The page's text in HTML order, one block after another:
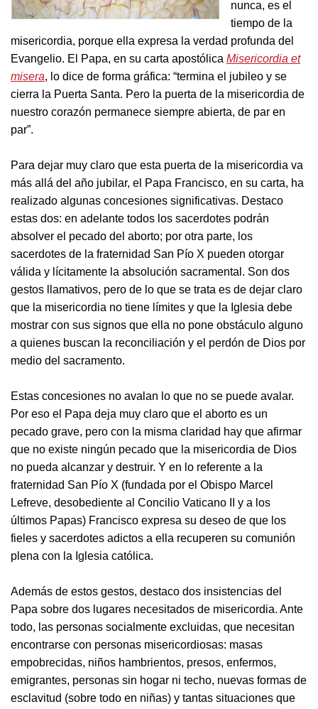
nunca, es el
tiempo de la
misericordia, porque ella expresa la verdad profunda del
Evangelio. El Papa, en su carta apostólica Misericordia et
misera, lo dice de forma gráfica: “termina el jubileo y se
cierra la Puerta Santa. Pero la puerta de la misericordia de
nuestro corazón permanece siempre abierta, de par en
par”.
Para dejar muy claro que esta puerta de la misericordia va
más allá del año jubilar, el Papa Francisco, en su carta, ha
realizado algunas concesiones significativas. Destaco
estas dos: en adelante todos los sacerdotes podrán
absolver el pecado del aborto; por otra parte, los
sacerdotes de la fraternidad San Pío X pueden otorgar
válida y lícitamente la absolución sacramental. Son dos
gestos llamativos, pero de lo que se trata es de dejar claro
que la misericordia no tiene límites y que la Iglesia debe
mostrar con sus signos que ella no pone obstáculo alguno
a quienes buscan la reconciliación y el perdón de Dios por
medio del sacramento.
Estas concesiones no avalan lo que no se puede avalar.
Por eso el Papa deja muy claro que el aborto es un
pecado grave, pero con la misma claridad hay que afirmar
que no existe ningún pecado que la misericordia de Dios
no pueda alcanzar y destruir. Y en lo referente a la
fraternidad San Pío X (fundada por el Obispo Marcel
Lefreve, desobediente al Concilio Vaticano II y a los
últimos Papas) Francisco expresa su deseo de que los
fieles y sacerdotes adictos a ella recuperen su comunión
plena con la Iglesia católica.
Además de estos gestos, destaco dos insistencias del
Papa sobre dos lugares necesitados de misericordia. Ante
todo, las personas socialmente excluidas, que necesitan
encontrarse con personas misericordiosas: masas
empobrecidas, niños hambrientos, presos, enfermos,
emigrantes, personas sin hogar ni techo, nuevas formas de
esclavitud (sobre todo en niñas) y tantas situaciones que